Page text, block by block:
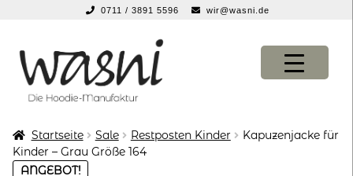
0711 / 3891 5596 wir@wasni.de
Navigation
springen
Inhalt
springen
KONFIGURATOR
KONFIGURATOR
Startseite Sale Restposten Kinder
Kapuzenjacke für
Kinder – Grau Größe 164
ANGEBOT!